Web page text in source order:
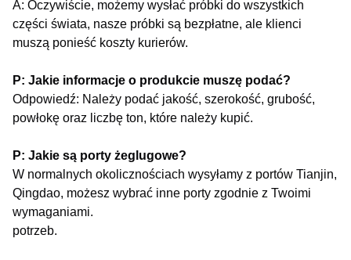
A: Oczywiście, możemy wysłać próbki do wszystkich
części świata, nasze próbki są bezpłatne, ale klienci
muszą ponieść koszty kurierów.
P: Jakie informacje o produkcie muszę podać?
Odpowiedź: Należy podać jakość, szerokość, grubość,
powłokę oraz liczbę ton, które należy kupić.
P: Jakie są porty żeglugowe?
W normalnych okolicznościach wysyłamy z portów Tianjin,
Qingdao, możesz wybrać inne porty zgodnie z Twoimi
wymaganiami.
potrzeb.